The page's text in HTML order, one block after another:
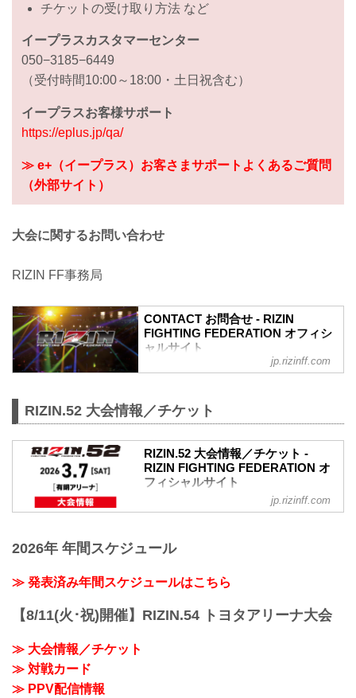
チケットの受け取り方法 など
イープラスカスタマーセンター
050−3185−6449
（受付時間10:00～18:00・土日祝含む）
イープラスお客様サポート
https://eplus.jp/qa/
≫ e+（イープラス）お客さまサポートよくあるご質問
（外部サイト）
大会に関するお問い合わせ
RIZIN FF事務局
CONTACT お問合せ - RIZIN
FIGHTING FEDERATION オフィシ
ャルサイト
jp.rizinff.com
RIZIN.52 大会情報／チケット
RIZIN.52 大会情報／チケット -
RIZIN FIGHTING FEDERATION オ
フィシャルサイト
13:00開始（予定）
RIZIN FFオフィシャルサイトにてご案内
会場
有明アリーナ
jp.rizinff.com
2026年 年間スケジュール
≫ 発表済み年間スケジュールはこちら
【8/11(火･祝)開催】RIZIN.54 トヨタアリーナ大会
≫ 大会情報／チケット
≫ 対戦カード
≫ PPV配信情報